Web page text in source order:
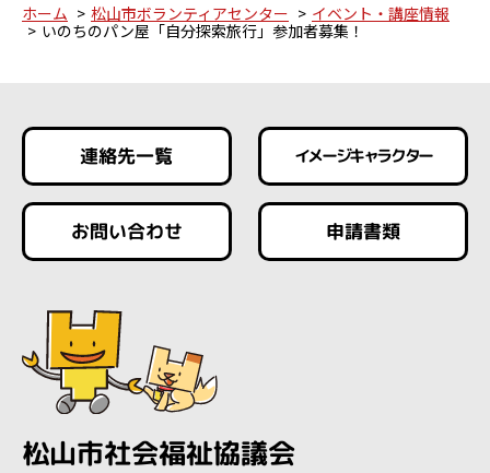
ホーム 松山市ボランティアセンター
イベント・講座情報
いのちのパン屋「自分探索旅行」参加者募集！
連絡先一覧 イメージキャラクター
お問い合わせ 申請書類
松山市社会福祉協議会